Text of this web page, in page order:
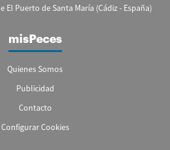
El Puerto de Santa María (Cádiz - España)
misPeces
Quienes Somos
Publicidad
Contacto
Configurar Cookies